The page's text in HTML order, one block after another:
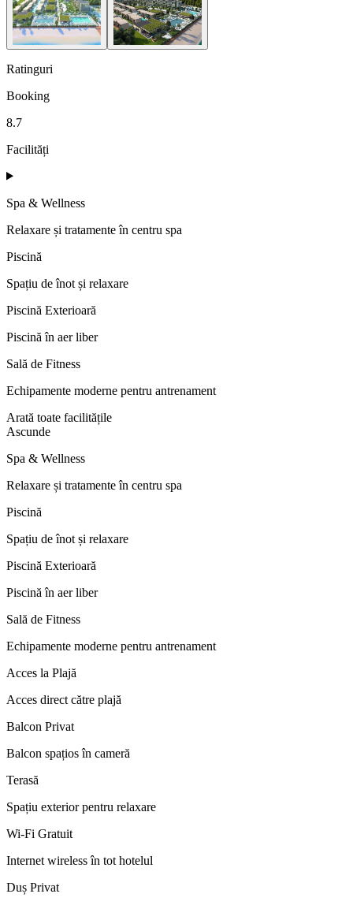
Ratinguri
Booking
8.7
Facilități
Spa & Wellness
Relaxare și tratamente în centru spa
Piscină
Spațiu de înot și relaxare
Piscină Exterioară
Piscină în aer liber
Sală de Fitness
Echipamente moderne pentru antrenament
Arată toate facilitățile
Ascunde
Spa & Wellness
Relaxare și tratamente în centru spa
Piscină
Spațiu de înot și relaxare
Piscină Exterioară
Piscină în aer liber
Sală de Fitness
Echipamente moderne pentru antrenament
Acces la Plajă
Acces direct către plajă
Balcon Privat
Balcon spațios în cameră
Terasă
Spațiu exterior pentru relaxare
Wi-Fi Gratuit
Internet wireless în tot hotelul
Duș Privat